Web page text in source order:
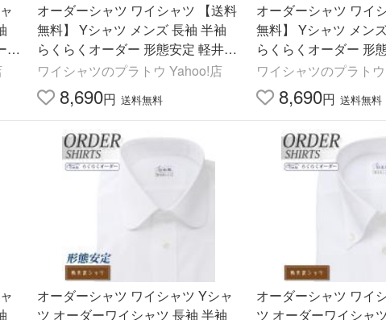
ダ
オーダーシャツ ワイシャツ 【送料
無料】 Yシャツ メンズ 長袖 半袖
らくらくオーダー 形態安定 軽井沢
シャツ 定番 柄系 綿ポリエステル混
Y10KZ1002
ワイシャツのプラトウ Yahoo!店
8,690円 送料無料
オーダーシャツ ワイ
無料】 Yシャツ メン
らくらくオーダー 形
シャツ 定番 白系 綿ポ
Y10KZ1001
ワイシャツのプラト
8,690円 送料無料
オーダーシャツ ワイシャツ Yシャ
ツ オーダーワイシャツ 長袖 半袖
オーダーシャツ ワイ
ツ オーダーワイシャ